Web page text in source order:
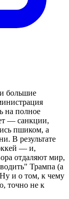
большие
на полное
— санкции,
пшиком, а
В результате
— и,
отдаляют мир,
Трампа (а
и о том, к чему
точно не к